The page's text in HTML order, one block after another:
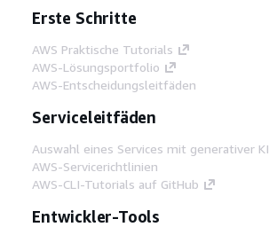
Erste Schritte
AWS Praktische Tutorials
AWS-Lösungsportfolio
AWS-Entscheidungsleitfäden
Serviceleitfäden
Auswahl eines Services mit generativer KI
AWS-Servicerichtlinien
AWS-CLI-Tutorials auf GitHub
Entwickler-Tools